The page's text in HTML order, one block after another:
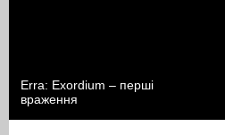
Erra: Exordium – перші
враження